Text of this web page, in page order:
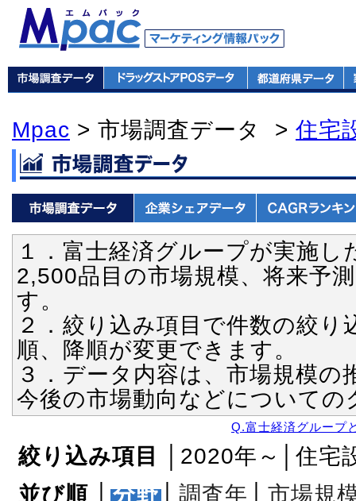
Mpac > 市場調査データ > 住宅
１．富士経済グループが実施し
2,500品目の市場規模、将来予
す。
２．絞り込み項目で件数の絞
順、降順が変更できます。
３．データ内容は、市場規模
今後の市場動向などについて
Q.富士経済グループ
絞り込み項目
│2020年～│住宅
並び順
分野 調査年
市場規